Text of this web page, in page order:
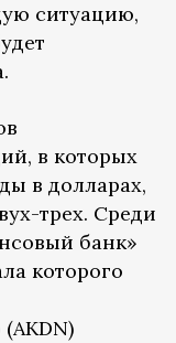
ситуацию,
в которых
в долларах,
трех. Среди
банк»
которого